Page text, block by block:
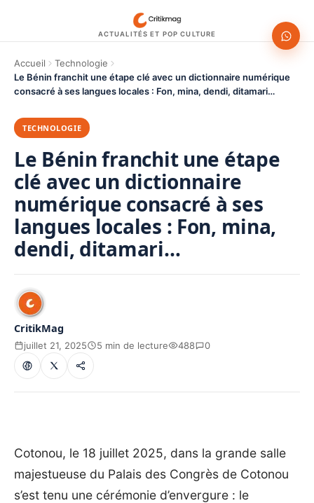
ACTUALITÉS ET POP CULTURE
Accueil
Technologie
Le Bénin franchit une étape clé avec un dictionnaire numérique
consacré à ses langues locales : Fon, mina, dendi, ditamari…
TECHNOLOGIE
Le Bénin franchit une étape
clé avec un dictionnaire
numérique consacré à ses
langues locales : Fon, mina,
dendi, ditamari…
CritikMag
juillet 21, 2025 5 min de lecture 488 0
‎Cotonou, le 18 juillet 2025, dans la grande salle
majestueuse du Palais des Congrès de Cotonou
s’est tenu une cérémonie d’envergure : le